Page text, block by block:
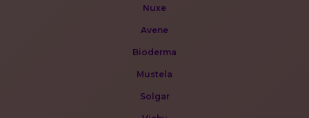
Nuxe
Avene
Bioderma
Mustela
Solgar